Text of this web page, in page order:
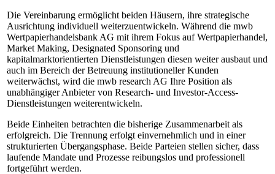
Die Vereinbarung ermöglicht beiden Häusern, ihre strategische
Ausrichtung individuell weiterzuentwickeln. Während die mwb
Wertpapierhandelsbank AG mit ihrem Fokus auf Wertpapierhandel,
Market Making, Designated Sponsoring und
kapitalmarktorientierten Dienstleistungen diesen weiter ausbaut und
auch im Bereich der Betreuung institutioneller Kunden
weiterwächst, wird die mwb research AG Ihre Position als
unabhängiger Anbieter von Research- und Investor-Access-
Dienstleistungen weiterentwickeln.
Beide Einheiten betrachten die bisherige Zusammenarbeit als
erfolgreich. Die Trennung erfolgt einvernehmlich und in einer
strukturierten Übergangsphase. Beide Parteien stellen sicher, dass
laufende Mandate und Prozesse reibungslos und professionell
fortgeführt werden.